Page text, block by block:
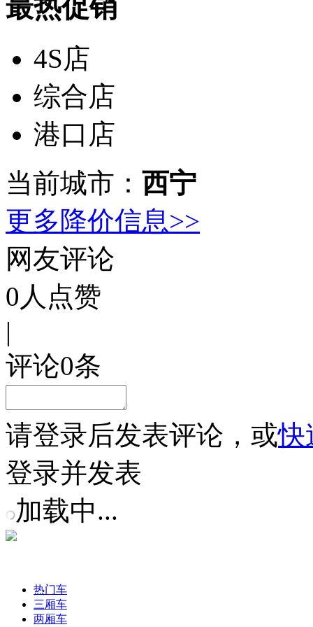
最热促销
4S店
综合店
港口店
当前城市： 西宁
更多降价信息>>
网友评论
0 人点赞
|
评论0条
请登录后发表评论，或快
登录并发表
加载中...
热门车
三厢车
两厢车